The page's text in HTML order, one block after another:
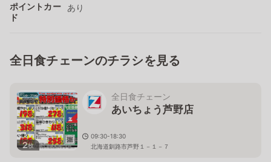
ポイントカー
ド
あり
全日食チェーンのチラシを見る
2枚
全日食チェーン
あいちょう芦野店
09:30-18:30
北海道釧路市芦野１－１－７